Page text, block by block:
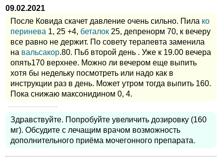
09.02.2021
После Ковида скачет давление очень сильно. Пила ко
перинева 1, 25 +4, беталок 25, депренорм 70, к вечеру
все равно не держит. По совету терапевта заменила
на вальсакор.80. Пьб второй день . Уже к 19.00 вечера
опять170 верхнее. Можно ли вечером еще выпить
хотя бы недельку посмотреть или надо как в
инструкции раз в день. Может утром тогда выпить 160.
Пока снижаю максонидином 0, 4.
Здравствуйте. Попробуйте увеличить дозировку (160
мг). Обсудите с лечащим врачом возможность
дополнительного приёма мочегонного препарата.